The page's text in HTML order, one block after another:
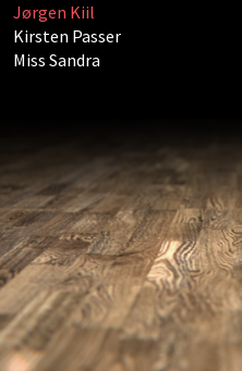
Jørgen Kiil
Kirsten Passer
Miss Sandra